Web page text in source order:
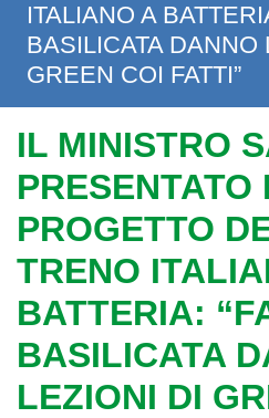
ITALIANO A
BASILICATA DANNO
GREEN COI FATTI”
IL MINISTRO
PRESENTATO
PROGETTO
TRENO
BATTERIA:
BASILICATA
LEZIONI DI